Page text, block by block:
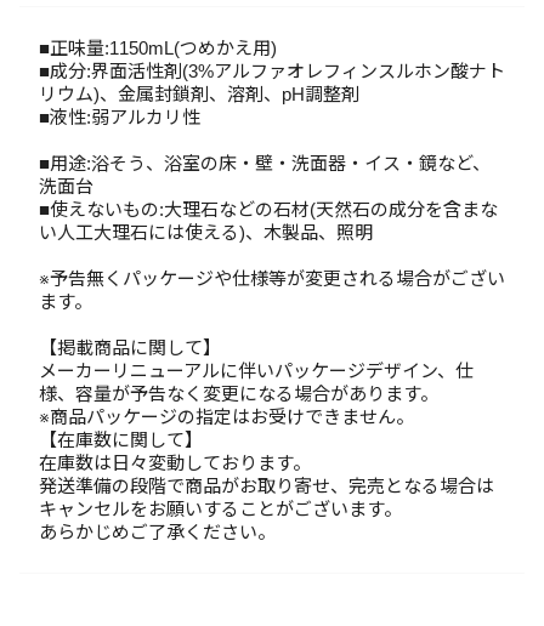
■正味量:1150mL(つめかえ用)
■成分:界面活性剤(3%アルファオレフィンスルホン酸ナト
リウム)、金属封鎖剤、溶剤、pH調整剤
■液性:弱アルカリ性
■用途:浴そう、浴室の床・壁・洗面器・イス・鏡など、
洗面台
■使えないもの:大理石などの石材(天然石の成分を含まな
い人工大理石には使える)、木製品、照明
※予告無くパッケージや仕様等が変更される場合がござい
ます。
【掲載商品に関して】
メーカーリニューアルに伴いパッケージデザイン、仕
様、容量が予告なく変更になる場合があります。
※商品パッケージの指定はお受けできません。
【在庫数に関して】
在庫数は日々変動しております。
発送準備の段階で商品がお取り寄せ、完売となる場合は
キャンセルをお願いすることがございます。
あらかじめご了承ください。